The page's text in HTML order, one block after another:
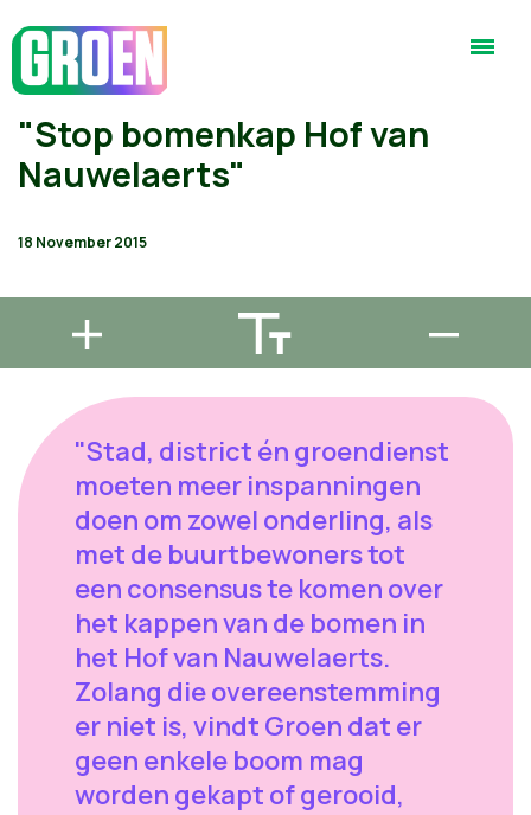
"Stop bomenkap Hof van
Nauwelaerts"
18 November 2015
"Stad, district én groendienst
moeten meer inspanningen
doen om zowel onderling, als
met de buurtbewoners tot
een consensus te komen over
het kappen van de bomen in
het Hof van Nauwelaerts.
Zolang die overeenstemming
er niet is, vindt Groen dat er
geen enkele boom mag
worden gekapt of gerooid,